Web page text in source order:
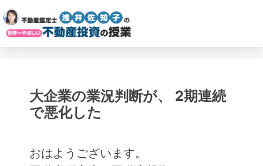
大企業の業況判断が、 2期連続
で悪化した
おはようございます。